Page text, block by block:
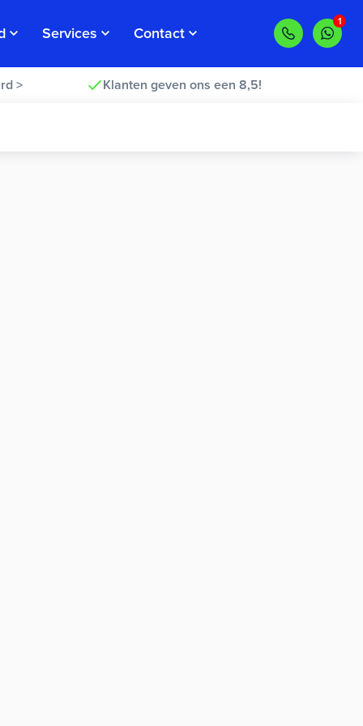
Services Contact
> Klanten geven ons een 8,5!